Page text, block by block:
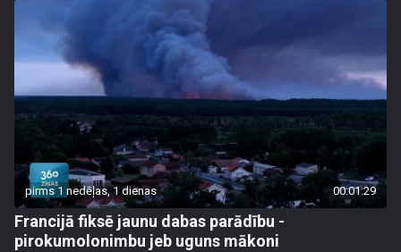
pirms 1 nedēļas, 1 dienas 00:01:29
Francijā fiksē jaunu dabas parādību -
pirokumolonimbu jeb uguns mākoni